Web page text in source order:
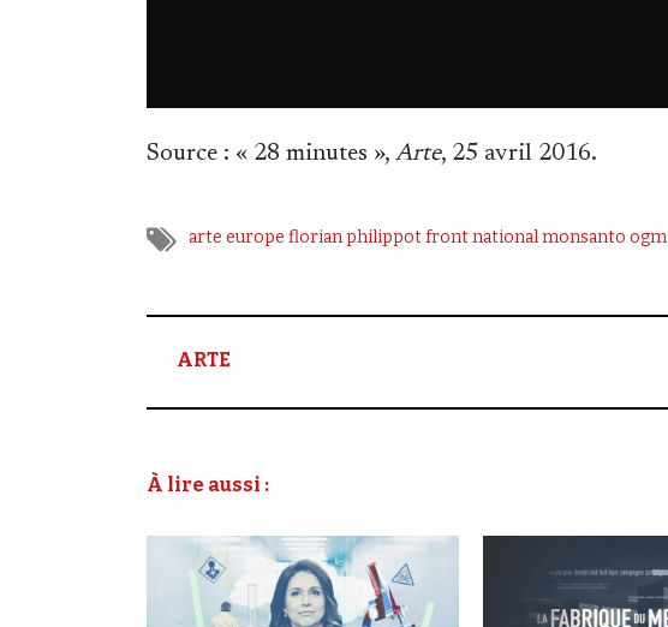
Source : « 28 minutes », Arte, 25 avril 2016.
arte europe florian philippotfront nationalmonsanto ogm
ARTE
À lire aussi :